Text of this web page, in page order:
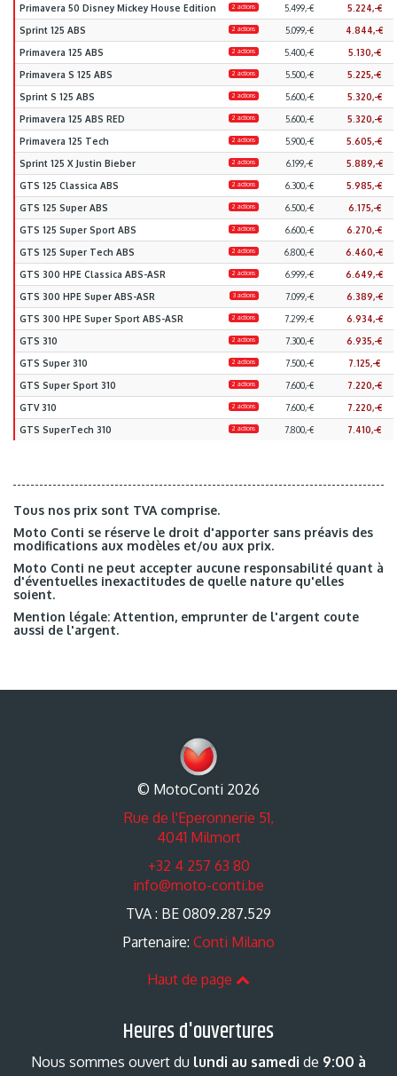
Primavera 50 Disney Mickey House Edition 2 actions 5.499,-€ 5.224,-€
Sprint 125 ABS 2 actions 5.099,-€ 4.844,-€
Primavera 125 ABS 2 actions 5.400,-€ 5.130,-€
Primavera S 125 ABS 2 actions 5.500,-€ 5.225,-€
Sprint S 125 ABS 2 actions 5.600,-€ 5.320,-€
Primavera 125 ABS RED 2 actions 5.600,-€ 5.320,-€
Primavera 125 Tech 2 actions 5.900,-€ 5.605,-€
Sprint 125 X Justin Bieber 2 actions 6.199,-€ 5.889,-€
GTS 125 Classica ABS 2 actions 6.300,-€ 5.985,-€
GTS 125 Super ABS 2 actions 6.500,-€ 6.175,-€
GTS 125 Super Sport ABS 2 actions 6.600,-€ 6.270,-€
GTS 125 Super Tech ABS 2 actions 6.800,-€ 6.460,-€
GTS 300 HPE Classica ABS-ASR 2 actions 6.999,-€ 6.649,-€
GTS 300 HPE Super ABS-ASR 3 actions 7.099,-€ 6.389,-€
GTS 300 HPE Super Sport ABS-ASR 2 actions 7.299,-€ 6.934,-€
GTS 310 2 actions 7.300,-€ 6.935,-€
GTS Super 310 2 actions 7.500,-€ 7.125,-€
GTS Super Sport 310 2 actions 7.600,-€ 7.220,-€
GTV 310 2 actions 7.600,-€ 7.220,-€
GTS SuperTech 310 2 actions 7.800,-€ 7.410,-€
Tous nos prix sont TVA comprise.
Moto Conti se réserve le droit d'apporter sans préavis des
modifications aux modèles et/ou aux prix.
Moto Conti ne peut accepter aucune responsabilité quant à
d'éventuelles inexactitudes de quelle nature qu'elles
soient.
Mention légale: Attention, emprunter de l'argent coute
aussi de l'argent.
© MotoConti 2026
Rue de l'Eperonnerie 51,
4041 Milmort
+32 4 257 63 80
info@moto-conti.be
TVA : BE 0809.287.529
Partenaire: Conti Milano
Haut de page
Heures d'ouvertures
Nous sommes ouvert du lundi au samedi de 9:00 à